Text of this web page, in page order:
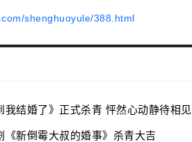
shenghuoyule/388.html
我结婚了》正式杀青 怦然心动静待相见
新倒霉大叔的婚事》杀青大吉